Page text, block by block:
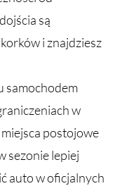
są
i znajdziesz
samochodem
w
postojowe
sezonie lepiej
auto w oficjalnych